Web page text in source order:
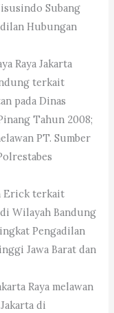
Subang
Hubungan
Raya Jakarta
terkait
pada Dinas
Tahun 2008;
PT. Sumber
Erick terkait
Wilayah Bandung
Pengadilan
Jawa Barat dan
Raya melawan
di